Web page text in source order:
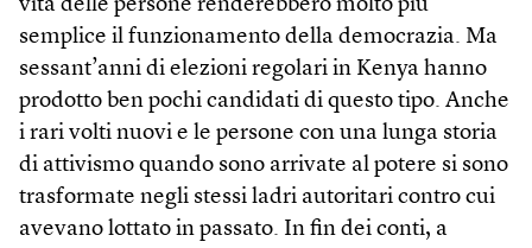
vita delle persone renderebbero molto più
semplice il funzionamento della democrazia. Ma
sessant’anni di elezioni regolari in Kenya hanno
prodotto ben pochi candidati di questo tipo. Anche
i rari volti nuovi e le persone con una lunga storia
di attivismo quando sono arrivate al potere si sono
trasformate negli stessi ladri autoritari contro cui
avevano lottato in passato. In fin dei conti, a